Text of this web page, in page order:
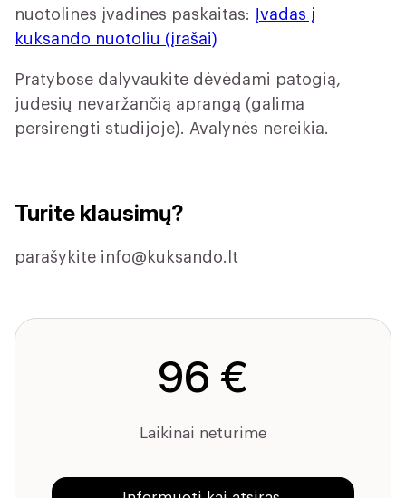
nuotolines įvadines paskaitas:
Įvadas į
kuksando nuotoliu (įrašai)
Pratybose dalyvaukite dėvėdami patogią,
judesių nevaržančią aprangą (galima
persirengti studijoje). Avalynės nereikia.
Turite klausimų?
parašykite info@kuksando.lt
96 €
Laikinai neturime